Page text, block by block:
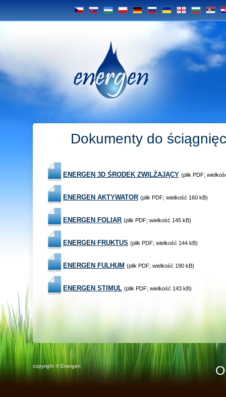
CS SK UZ PL DE RU UA GE BG SRB
Energen
Dokumenty do
ENERGEN 3D ŚRODEK ZWILŻAJĄCY (plik PDF;
ENERGEN AKTYWATOR (plik PDF; wielkość 160 kB)
ENERGEN FOLIAR (plik PDF; wielkość 145 kB)
ENERGEN FRUKTUS (plik PDF; wielkość 144 kB)
ENERGEN FULHUM (plik PDF; wielkość 190 kB)
ENERGEN STIMUL (plik PDF; wielkość 143 kB)
copyright © Energen